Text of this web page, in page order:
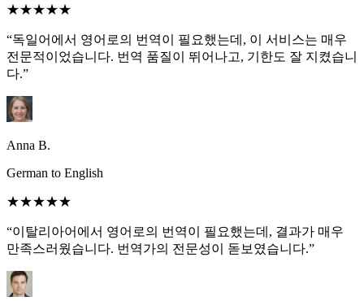
★★★★★
“독일어에서 영어로의 번역이 필요했는데, 이 서비스는 매우
전문적이었습니다. 번역 품질이 뛰어나고, 기한도 잘 지켰습니
다.”
Anna B.
German to English
★★★★★
“이탈리아어에서 영어로의 번역이 필요했는데, 결과가 매우
만족스러웠습니다. 번역가의 전문성이 돋보였습니다.”